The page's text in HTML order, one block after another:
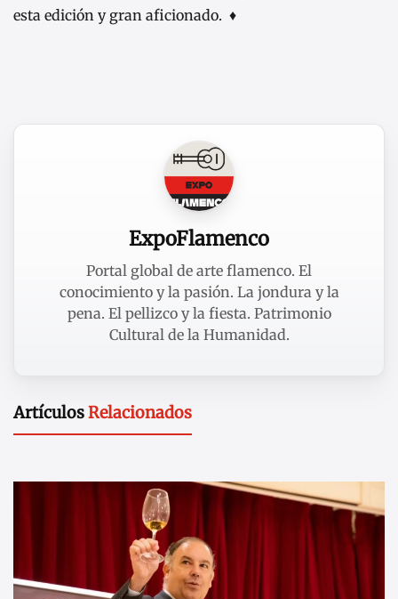
esta edición y gran aficionado. ♦
ExpoFlamenco
Portal global de arte flamenco. El
conocimiento y la pasión. La jondura y la
pena. El pellizco y la fiesta. Patrimonio
Cultural de la Humanidad.
ArtículosRelacionados